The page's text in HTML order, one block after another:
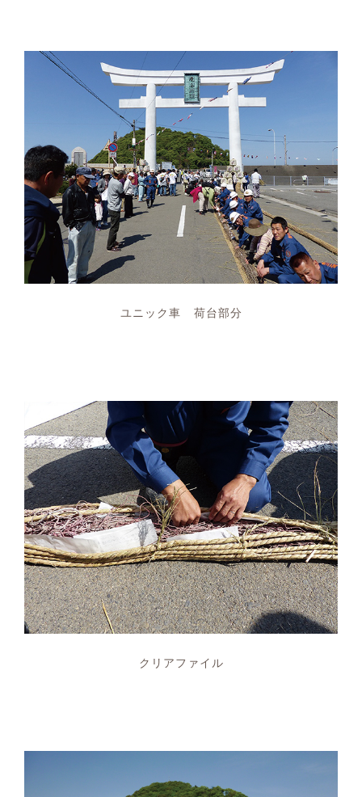
ユニック車 荷台部分
クリアファイル